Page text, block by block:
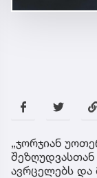
„ჯორჯიან
ავრცელებს და